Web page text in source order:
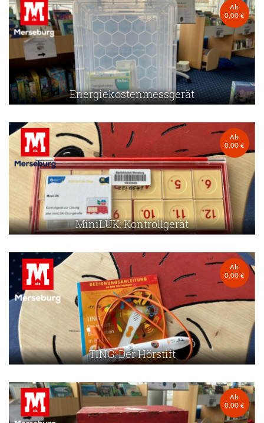
Energiekostenmessgerät
Ab
0,00 €
MiniLÜK: Kontrollgerät
Ab
0,00 €
TING: Der Hörstift
Ab
0,00 €
Ab
0,00 €